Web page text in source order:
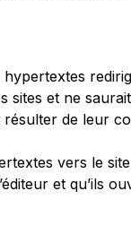
sites et ne
de leur
vers le
et qu’ils